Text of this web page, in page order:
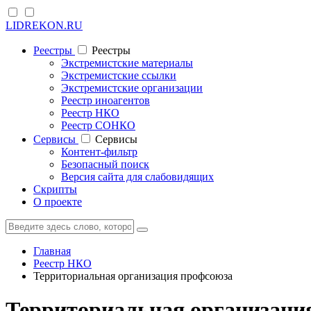
LIDREKON.RU
Реестры
Реестры
Экстремистские материалы
Экстремистские ссылки
Экстремистские организации
Реестр иноагентов
Реестр НКО
Реестр СОНКО
Cервисы
Cервисы
Контент-фильтр
Безопасный поиск
Версия сайта для слабовидящих
Скрипты
О проекте
Главная
Реестр НКО
Территориальная организация профсоюза